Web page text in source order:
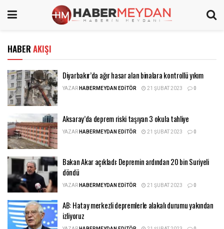
HABER AKIŞI
Diyarbakır’da ağır hasar alan binalara kontrollü yıkım
YAZARHABERMEYDAN EDITÖR 21 ŞUBAT 2023 0
Aksaray’da deprem riski taşıyan 3 okula tahliye
YAZARHABERMEYDAN EDITÖR 21 ŞUBAT 2023 0
Bakan Akar açıkladı: Depremin ardından 20 bin Suriyeli
döndü
YAZARHABERMEYDAN EDITÖR 21 ŞUBAT 2023 0
AB: Hatay merkezli depremlerle alakalı durumu yakından
izliyoruz